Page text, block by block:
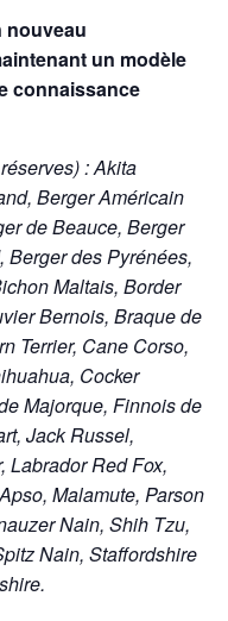
nouveau
un modèle
connaissance
: Akita
Berger Américain
de Beauce, Berger
Berger des Pyrénées,
Maltais, Border
Bernois, Braque de
Terrier, Cane Corso,
Cocker
Majorque, Finnois de
Jack Russel,
Labrador Red Fox,
Malamute, Parson
Nain, Shih Tzu,
Nain, Staffordshire